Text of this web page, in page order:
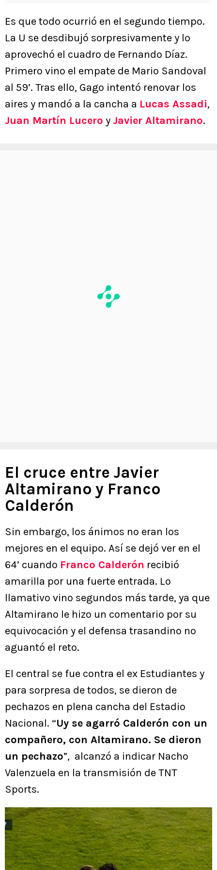
Es que todo ocurrió en el segundo tiempo.
La U se desdibujó sorpresivamente y lo
aprovechó el cuadro de Fernando Díaz.
Primero vino el empate de Mario Sandoval
al 59’. Tras ello, Gago intentó renovar los
aires y mandó a la cancha a Lucas Assadi,
Juan Martín Lucero y Javier Altamirano.
El cruce entre Javier
Altamirano y Franco
Calderón
Sin embargo, los ánimos no eran los
mejores en el equipo. Así se dejó ver en el
64’ cuando Franco Calderón recibió
amarilla por una fuerte entrada. Lo
llamativo vino segundos más tarde, ya que
Altamirano le hizo un comentario por su
equivocación y el defensa trasandino no
aguantó el reto.
El central se fue contra el ex Estudiantes y
para sorpresa de todos, se dieron de
pechazos en plena cancha del Estadio
Nacional. “Uy se agarró Calderón con un
compañero, con Altamirano. Se dieron
un pechazo”, alcanzó a indicar Nacho
Valenzuela en la transmisión de TNT
Sports.